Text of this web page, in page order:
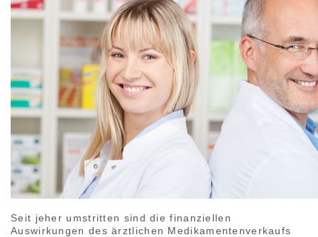
Seit jeher umstritten sind die finanziellen
Auswirkungen des ärztlichen Medikamentenverkaufs